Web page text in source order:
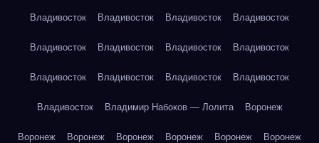
Владивосток Владивосток Владивосток Владивосток
Владивосток Владивосток Владивосток Владивосток
Владивосток Владивосток Владивосток Владивосток
Владивосток Владимир Набоков — Лолита Воронеж
Воронеж Воронеж Воронеж Воронеж Воронеж Воронеж